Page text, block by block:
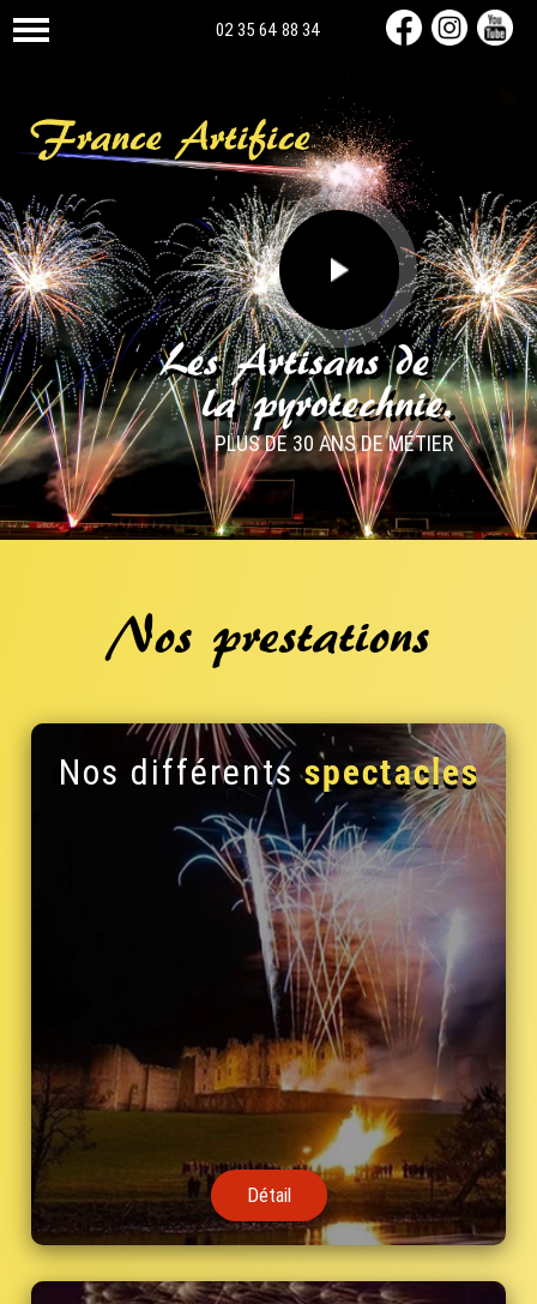
02 35 64 88 34
Les Artisans de
la pyrotechnie.
PLUS DE 30 ANS DE MÉTIER
Nos prestations
Nos différentsspectacles
Détail